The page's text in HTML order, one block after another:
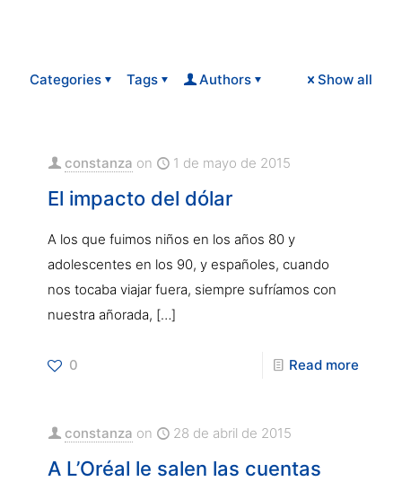
Categories Tags Authors Show all
constanza on 1 de mayo de 2015
El impacto del dólar
A los que fuimos niños en los años 80 y
adolescentes en los 90, y españoles, cuando
nos tocaba viajar fuera, siempre sufríamos con
nuestra añorada, […]
0 Read more
constanza on 28 de abril de 2015
A L’Oréal le salen las cuentas